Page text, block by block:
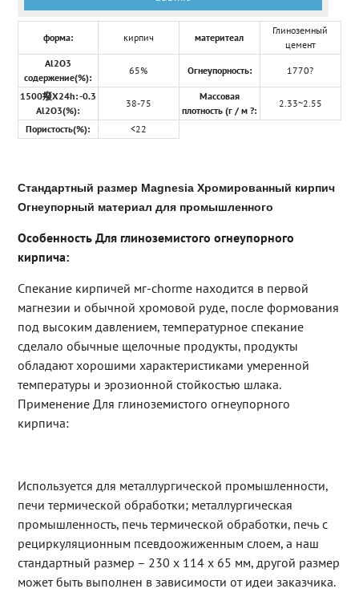
форма: кирпич материтеал
Глиноземный
цемент
Al2O3
содержение(%):
65% Огнеупорность: 1770?
1500癈X24h: -0.3
Al2O3(%):
38-75
Массовая
плотность (г / м ?:
2.33~2.55
Пористость(%): <22
Стандартный размер Magnesia Хромированный кирпич
Огнеупорный материал для промышленного
Особенность Для глиноземистого огнеупорного
кирпича:
Спекание кирпичей мг-chorme находится в первой
магнезии и обычной хромовой руде, после формования
под высоким давлением, температурное спекание
сделало обычные щелочные продукты, продукты
обладают хорошими характеристиками умеренной
температуры и эрозионной стойкостью шлака.
Применение Для глиноземистого огнеупорного
кирпича:
Используется для металлургической промышленности,
печи термической обработки; металлургическая
промышленность, печь термической обработки, печь с
рециркуляционным псевдоожиженным слоем, а наш
стандартный размер – 230 х 114 х 65 мм, другой размер
может быть выполнен в зависимости от идеи заказчика.